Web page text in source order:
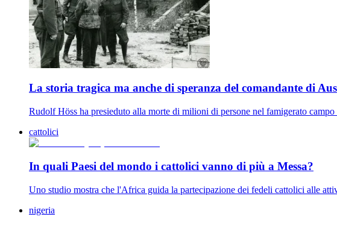
La storia tragica ma anche di speranza del comandante di
Rudolf Höss ha presieduto alla morte di milioni di persone nel famigerato
cattolici
In quali Paesi del mondo i cattolici vanno di più a Messa?
Uno studio mostra che l'Africa guida la partecipazione dei fedeli cattolici alle
nigeria